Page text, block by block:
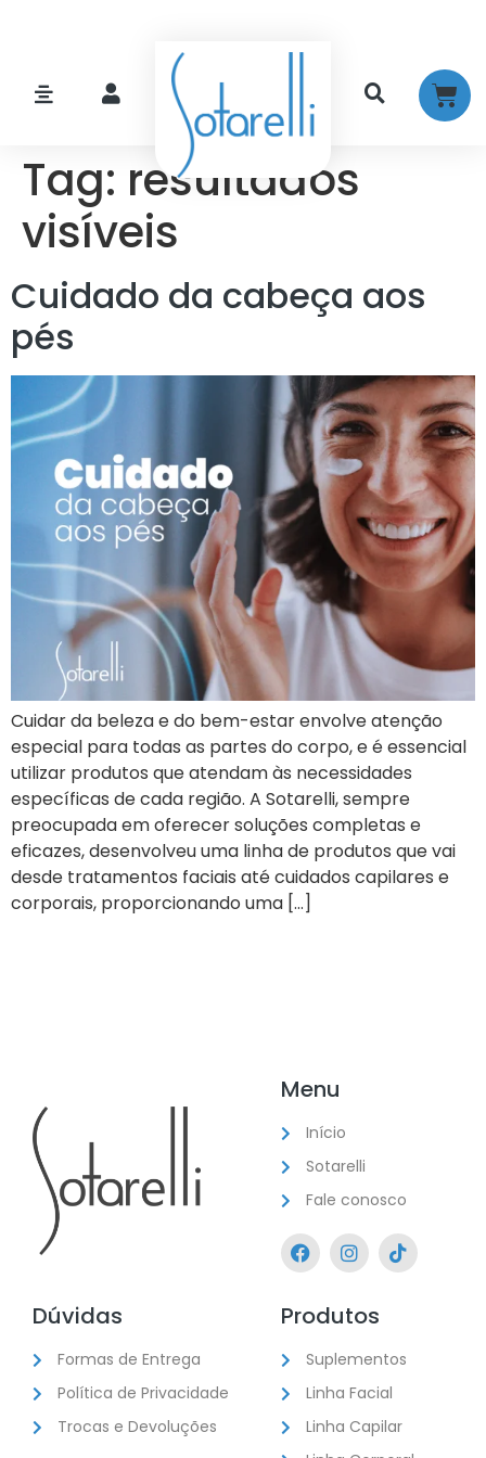
Tag: resultados
visíveis
Cuidado da cabeça aos
pés
Cuidar da beleza e do bem-estar envolve atenção
especial para todas as partes do corpo, e é essencial
utilizar produtos que atendam às necessidades
específicas de cada região. A Sotarelli, sempre
preocupada em oferecer soluções completas e
eficazes, desenvolveu uma linha de produtos que vai
desde tratamentos faciais até cuidados capilares e
corporais, proporcionando uma […]
Menu
Início
Sotarelli
Fale conosco
Dúvidas
Formas de Entrega
Política de Privacidade
Trocas e Devoluções
Produtos
Suplementos
Linha Facial
Linha Capilar